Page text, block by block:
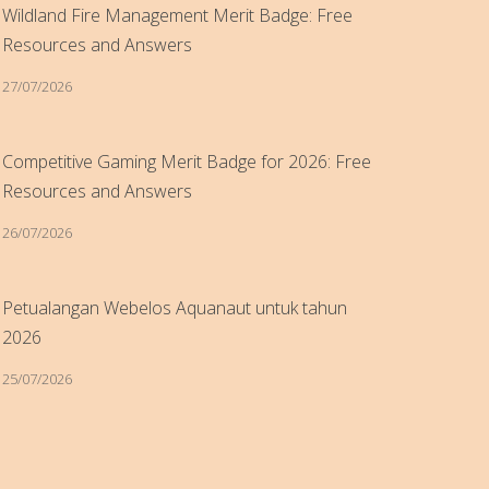
Wildland Fire Management Merit Badge: Free
Resources and Answers
27/07/2026
Competitive Gaming Merit Badge for 2026: Free
Resources and Answers
26/07/2026
Petualangan Webelos Aquanaut untuk tahun
2026
25/07/2026